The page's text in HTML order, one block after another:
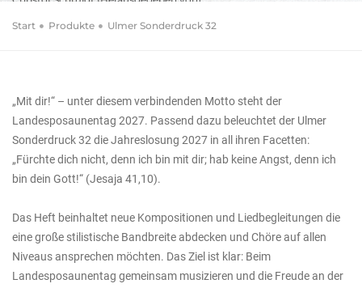
Ulmer Sonderdruck 32
Start Produkte Ulmer Sonderdruck 32
„Mit dir!“ – unter diesem verbindenden Motto steht der
Landesposaunentag 2027. Passend dazu beleuchtet der Ulmer
Sonderdruck 32 die Jahreslosung 2027 in all ihren Facetten:
„Fürchte dich nicht, denn ich bin mit dir; hab keine Angst, denn ich
bin dein Gott!“ (Jesaja 41,10).
Das Heft beinhaltet neue Kompositionen und Liedbegleitungen die
eine große stilistische Bandbreite abdecken und Chöre auf allen
Niveaus ansprechen möchten. Das Ziel ist klar: Beim
Landesposaunentag gemeinsam musizieren und die Freude an der